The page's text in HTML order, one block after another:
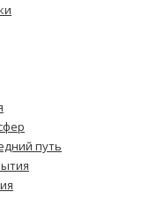
путь